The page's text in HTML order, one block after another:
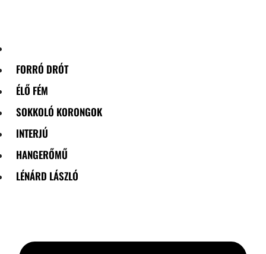
FORRÓ DRÓT
ÉLŐ FÉM
SOKKOLÓ KORONGOK
INTERJÚ
HANGERŐMŰ
LÉNÁRD LÁSZLÓ